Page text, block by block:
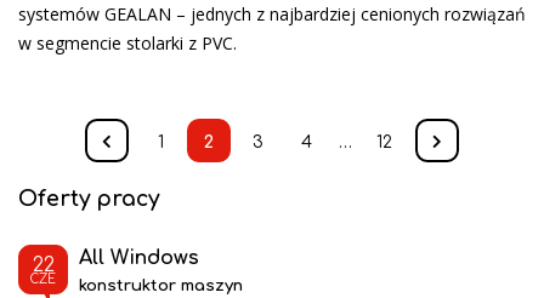
systemów GEALAN – jednych z najbardziej cenionych rozwiązań
w segmencie stolarki z PVC.
1 2 3 4 … 12
Oferty pracy
22
CZE
All Windows
konstruktor maszyn